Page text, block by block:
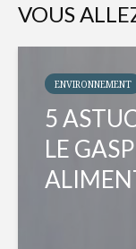
VOUS
ENVIRONNEMENT
5
LE